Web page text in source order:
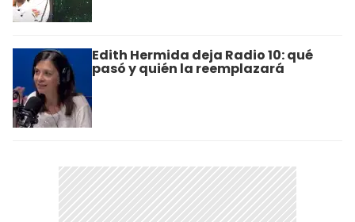
Edith Hermida deja Radio 10: qué
pasó y quién la reemplazará